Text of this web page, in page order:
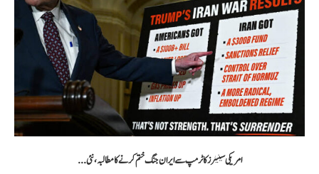
امریکی سینیٹرز کا ٹرمپ سے ایران جنگ ختم کرنے کا مطالبہ، نئی...